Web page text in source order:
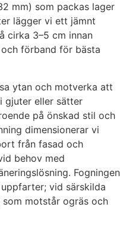
mm) som packas lager
lägger vi ett jämnt
cirka 3–5 cm innan
förband för bästa
ytan och motverka att
gjuter eller sätter
på önskad stil och
dimensionerar vi
från fasad och
behov med
Fogningen
vid särskilda
motstår ogräs och